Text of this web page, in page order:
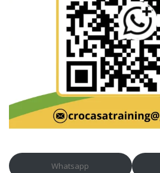
Whatsapp